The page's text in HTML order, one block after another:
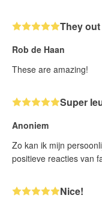
They
Rob de Haan
These are amazing!
Super
Anoniem
Zo kan ik mijn
positieve reacties van
Nice!